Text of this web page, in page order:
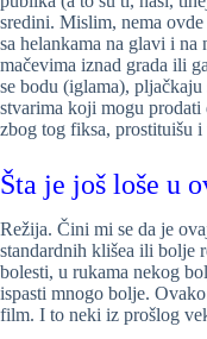
sredini. Mislim, nema
sa helankama na glavi i
mačevima iznad grada ili
se bodu (iglama),
stvarima koji mogu
zbog tog fiksa, prostituišu
Šta je još loše u
Režija. Čini mi se da je
standardnih klišea ili bolje
bolesti, u rukama nekog
ispasti mnogo bolje.
film. I to neki iz prošlog